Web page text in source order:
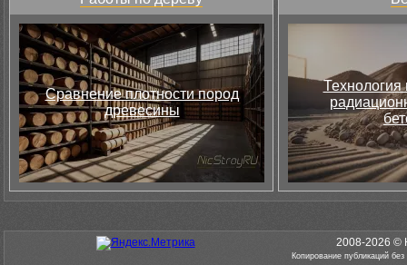
Сравнение плотности пород
древесины
Технология
2008-2026 ©
Копирование публикаций